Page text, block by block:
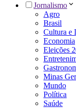
Jornalismo
Agro
Brasil
Cultura e
Economia
Eleições
Minas
Mundo
Política
Saúde